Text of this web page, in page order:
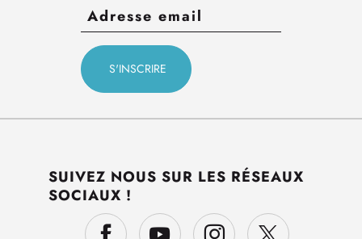
SUIVEZ NOUS SUR LES RÉSEAUX
SOCIAUX !